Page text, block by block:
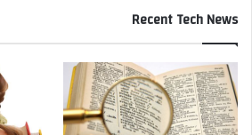
Recent Tech News